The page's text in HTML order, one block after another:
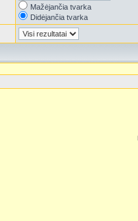
Mažėjančia tvarka
Didėjančia tvarka